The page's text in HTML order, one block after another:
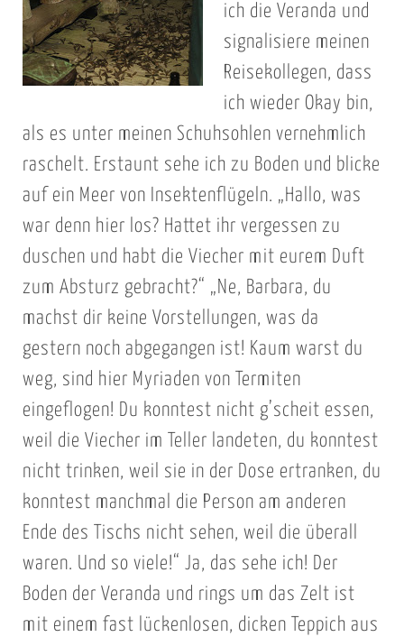
ich die Veranda und
signalisiere meinen
Reisekollegen, dass
ich wieder Okay bin,
als es unter meinen Schuhsohlen vernehmlich
raschelt. Erstaunt sehe ich zu Boden und blicke
auf ein Meer von Insektenflügeln. „Hallo, was
war denn hier los? Hattet ihr vergessen zu
duschen und habt die Viecher mit eurem Duft
zum Absturz gebracht?“ „Ne, Barbara, du
machst dir keine Vorstellungen, was da
gestern noch abgegangen ist! Kaum warst du
weg, sind hier Myriaden von Termiten
eingeflogen! Du konntest nicht g’scheit essen,
weil die Viecher im Teller landeten, du konntest
nicht trinken, weil sie in der Dose ertranken, du
konntest manchmal die Person am anderen
Ende des Tischs nicht sehen, weil die überall
waren. Und so viele!“ Ja, das sehe ich! Der
Boden der Veranda und rings um das Zelt ist
mit einem fast lückenlosen, dicken Teppich aus